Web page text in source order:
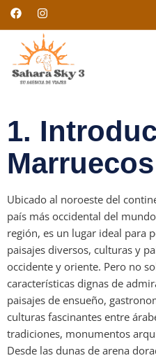
1.
Marruecos
Ubicado al noroeste del
país más occidental del
región, es un lugar ideal para
paisajes diversos, culturas y
occidente y oriente. Pero no
características dignas de
paisajes de ensueño,
culturas fascinantes entre
tradiciones, monumentos
Desde las dunas de arena